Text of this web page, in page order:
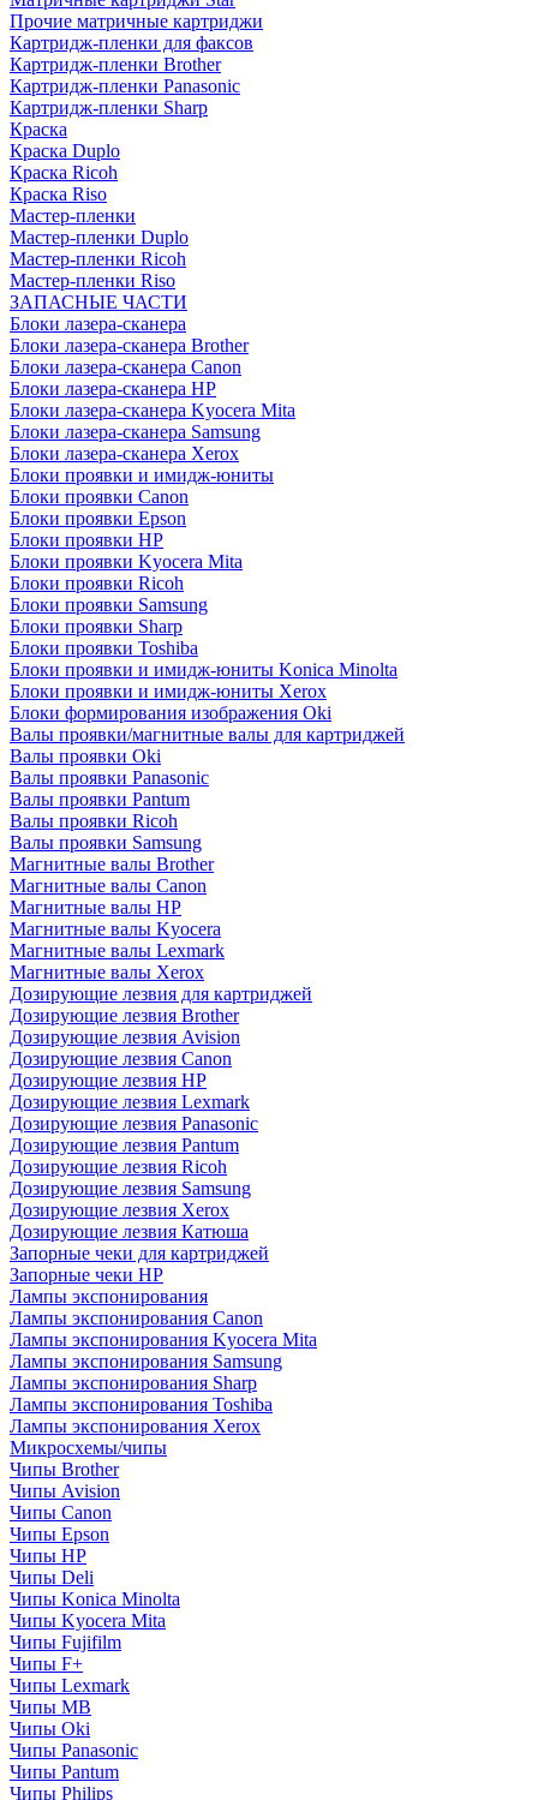
Прочие матричные картриджи
Картридж-пленки для факсов
Картридж-пленки Brother
Картридж-пленки Panasonic
Картридж-пленки Sharp
Краска
Краска Duplo
Краска Ricoh
Краска Riso
Мастер-пленки
Мастер-пленки Duplo
Мастер-пленки Ricoh
Мастер-пленки Riso
ЗАПАСНЫЕ ЧАСТИ
Блоки лазера-сканера
Блоки лазера-сканера Brother
Блоки лазера-сканера Canon
Блоки лазера-сканера HP
Блоки лазера-сканера Kyocera Mita
Блоки лазера-сканера Samsung
Блоки лазера-сканера Xerox
Блоки проявки и имидж-юниты
Блоки проявки Canon
Блоки проявки Epson
Блоки проявки HP
Блоки проявки Kyocera Mita
Блоки проявки Ricoh
Блоки проявки Samsung
Блоки проявки Sharp
Блоки проявки Toshiba
Блоки проявки и имидж-юниты Konica Minolta
Блоки проявки и имидж-юниты Xerox
Блоки формирования изображения Oki
Валы проявки/магнитные валы для картриджей
Валы проявки Oki
Валы проявки Panasonic
Валы проявки Pantum
Валы проявки Ricoh
Валы проявки Samsung
Магнитные валы Brother
Магнитные валы Canon
Магнитные валы HP
Магнитные валы Kyocera
Магнитные валы Lexmark
Магнитные валы Xerox
Дозирующие лезвия для картриджей
Дозирующие лезвия Brother
Дозирующие лезвия Avision
Дозирующие лезвия Canon
Дозирующие лезвия HP
Дозирующие лезвия Lexmark
Дозирующие лезвия Panasonic
Дозирующие лезвия Pantum
Дозирующие лезвия Ricoh
Дозирующие лезвия Samsung
Дозирующие лезвия Xerox
Дозирующие лезвия Катюша
Запорные чеки для картриджей
Запорные чеки HP
Лампы экспонирования
Лампы экспонирования Canon
Лампы экспонирования Kyocera Mita
Лампы экспонирования Samsung
Лампы экспонирования Sharp
Лампы экспонирования Toshiba
Лампы экспонирования Xerox
Микросхемы/чипы
Чипы Brother
Чипы Avision
Чипы Canon
Чипы Epson
Чипы HP
Чипы Deli
Чипы Konica Minolta
Чипы Kyocera Mita
Чипы Fujifilm
Чипы F+
Чипы Lexmark
Чипы MB
Чипы Oki
Чипы Panasonic
Чипы Pantum
Чипы Philips